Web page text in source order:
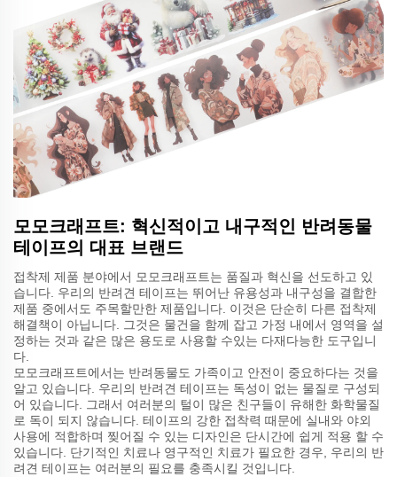
모모크래프트: 혁신적이고 내구적인 반려동물
테이프의 대표 브랜드
접착제 제품 분야에서 모모크래프트는 품질과 혁신을 선도하고 있
습니다. 우리의 반려견 테이프는 뛰어난 유용성과 내구성을 결합한
제품 중에서도 주목할만한 제품입니다. 이것은 단순히 다른 접착제
해결책이 아닙니다. 그것은 물건을 함께 잡고 가정 내에서 영역을 설
정하는 것과 같은 많은 용도로 사용할 수있는 다재다능한 도구입니
다.
모모크래프트에서는 반려동물도 가족이고 안전이 중요하다는 것을
알고 있습니다. 우리의 반려견 테이프는 독성이 없는 물질로 구성되
어 있습니다. 그래서 여러분의 털이 많은 친구들이 유해한 화학물질
로 독이 되지 않습니다. 테이프의 강한 접착력 때문에 실내와 야외
사용에 적합하며 찢어질 수 있는 디자인은 단시간에 쉽게 적용 할 수
있습니다. 단기적인 치료나 영구적인 치료가 필요한 경우, 우리의 반
려견 테이프는 여러분의 필요를 충족시킬 것입니다.